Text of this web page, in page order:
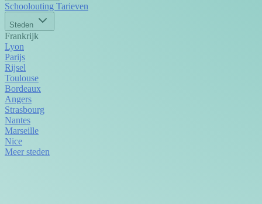
Schoolouting Tarieven
Steden
Frankrijk
Lyon
Parijs
Rijsel
Toulouse
Bordeaux
Angers
Strasbourg
Nantes
Marseille
Nice
Meer steden